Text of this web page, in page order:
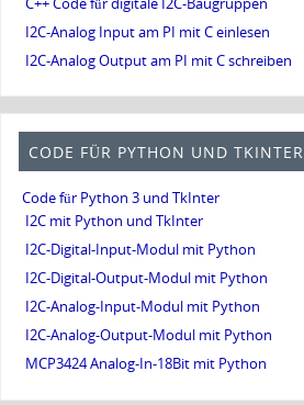
I2C-Analog Input am PI mit C einlesen
I2C-Analog Output am PI mit C schreiben
CODE FÜR PYTHON UND TKINTER
Code für Python 3 und TkInter
I2C mit Python und TkInter
I2C-Digital-Input-Modul mit Python
I2C-Digital-Output-Modul mit Python
I2C-Analog-Input-Modul mit Python
I2C-Analog-Output-Modul mit Python
MCP3424 Analog-In-18Bit mit Python